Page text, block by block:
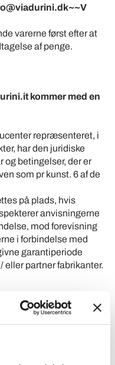
varerne først efter at
af penge.
kommer med en
repræsenteret, i
har den juridiske
og betingelser, der er
som pr kunst. 6 af de
på plads, hvis
anvisningerne
mod forevisning
i forbindelse med
garantiperiode
eller partner fabrikanter.
med mærker /
produkt er garanteret,